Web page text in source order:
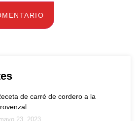
de carré de cordero a la
23, 2023